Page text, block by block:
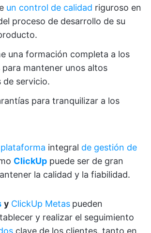
un control de calidad riguroso en
proceso de desarrollo de su
una formación completa a los
para mantener unos altos
de servicio.
para tranquilizar a los
plataforma integral de gestión de
ClickUp puede ser de gran
la calidad y la fiabilidad.
y ClickUp Metas pueden
y realizar el seguimiento
clave de los clientes, tanto en